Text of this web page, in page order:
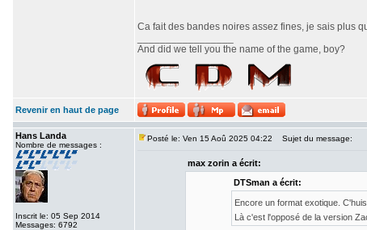
Ca fait des bandes noires assez fines, je sais plus
And did we tell you the name of the game, boy?
Revenir en haut de page
Hans Landa
Nombre de messages :
Inscrit le: 05 Sep 2014
Messages: 6792
Posté le: Ven 15 Aoû 2025 04:22 Sujet du message:
max zorin a écrit:
DTSman a écrit:
Encore un format exotique.
Là c'est l'opposé de la version